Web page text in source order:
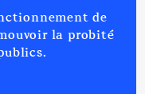
de
la probité